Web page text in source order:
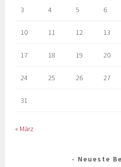
3 4 5 6
10 11 12 13
17 18 19 20
24 25 26 27
31
« März
Neueste